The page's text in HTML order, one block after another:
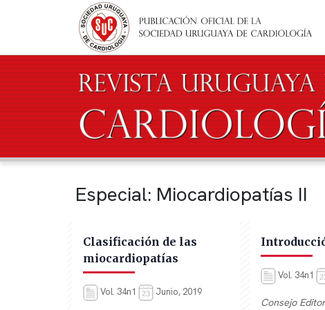
Pasar al contenido principal
Especial: Miocardiopatías II
Clasificación de las
miocardiopatías
Vol. 34n1 Junio, 2019
Vol. 34n1
Consejo